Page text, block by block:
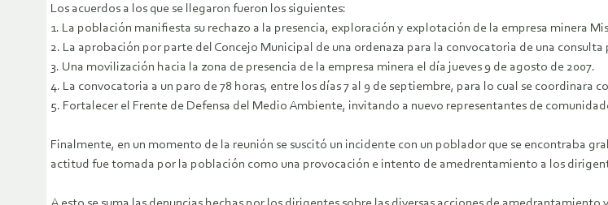
Los acuerdos a los que se llegaron fueron los siguientes:
1. La población manifiesta su rechazo a la presencia, exploración y explotación de la empresa minera
2. La aprobación por parte del Concejo Municipal de una ordenaza para la convocatoria de una
3. Una movilización hacia la zona de presencia de la empresa minera el día jueves 9 de agosto de 2007.
4. La convocatoria a un paro de 78 horas, entre los días 7 al 9 de septiembre, para lo cual se coordinara
5. Fortalecer el Frente de Defensa del Medio Ambiente, invitando a nuevo representantes de
Finalmente, en un momento de la reunión se suscitó un incidente con un poblador que se encontraba
actitud fue tomada por la población como una provocación e intento de amedrentamiento a los